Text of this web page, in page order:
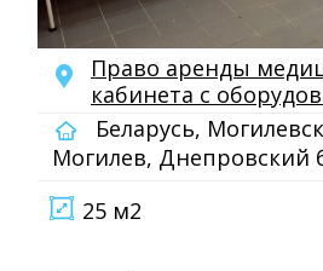
Право аренды
кабинета с
Беларусь,
Могилев, Днепровский
25 м2